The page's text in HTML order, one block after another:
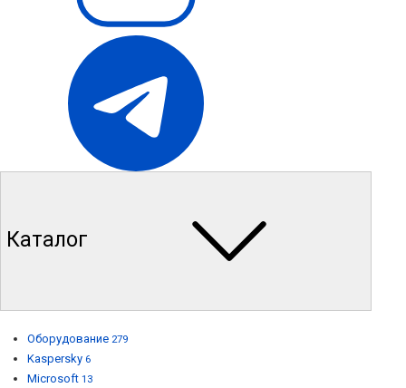
Каталог
Оборудование 279
Kaspersky 6
Microsoft 13